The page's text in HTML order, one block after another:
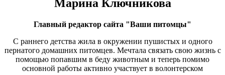
Марина Ключникова
Главный редактор сайта "Ваши питомцы"
С раннего детства жила в окружении пушистых и одного
пернатого домашних питомцев. Мечтала связать свою жизнь с
помощью попавшим в беду животным и теперь помимо
основной работы активно участвует в волонтерском